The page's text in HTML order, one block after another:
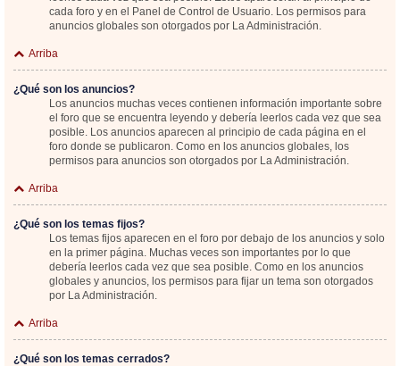
cada foro y en el Panel de Control de Usuario. Los permisos para
anuncios globales son otorgados por La Administración.
Arriba
¿Qué son los anuncios?
Los anuncios muchas veces contienen información importante sobre
el foro que se encuentra leyendo y debería leerlos cada vez que sea
posible. Los anuncios aparecen al principio de cada página en el
foro donde se publicaron. Como en los anuncios globales, los
permisos para anuncios son otorgados por La Administración.
Arriba
¿Qué son los temas fijos?
Los temas fijos aparecen en el foro por debajo de los anuncios y solo
en la primer página. Muchas veces son importantes por lo que
debería leerlos cada vez que sea posible. Como en los anuncios
globales y anuncios, los permisos para fijar un tema son otorgados
por La Administración.
Arriba
¿Qué son los temas cerrados?